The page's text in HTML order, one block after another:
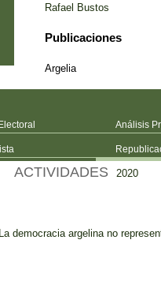
Análisis
ACTIVIDADES
Rafael Bustos
Publicaciones
Argelia
2020
democracia argelina no